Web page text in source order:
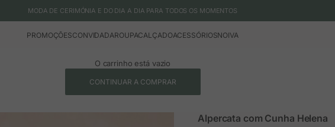
MODA DE CERIMÓNIA E DO DIA A DIA PARA TODOS OS MOMENTOS
PROMOÇÕESCONVIDADAROUPACALÇADOACESSÓRIOSNOIVA
O carrinho está vazio
CONTINUAR A COMPRAR
Alpercata com Cunha Helena